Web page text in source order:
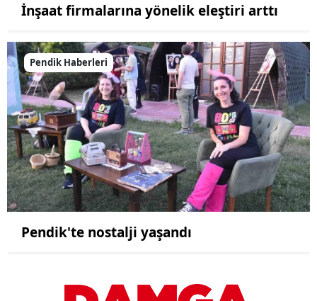
İnşaat firmalarına yönelik eleştiri arttı
Pendik Haberleri
Pendik'te nostalji yaşandı